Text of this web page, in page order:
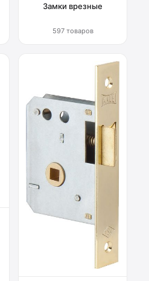
Замки врезные
597 товаров